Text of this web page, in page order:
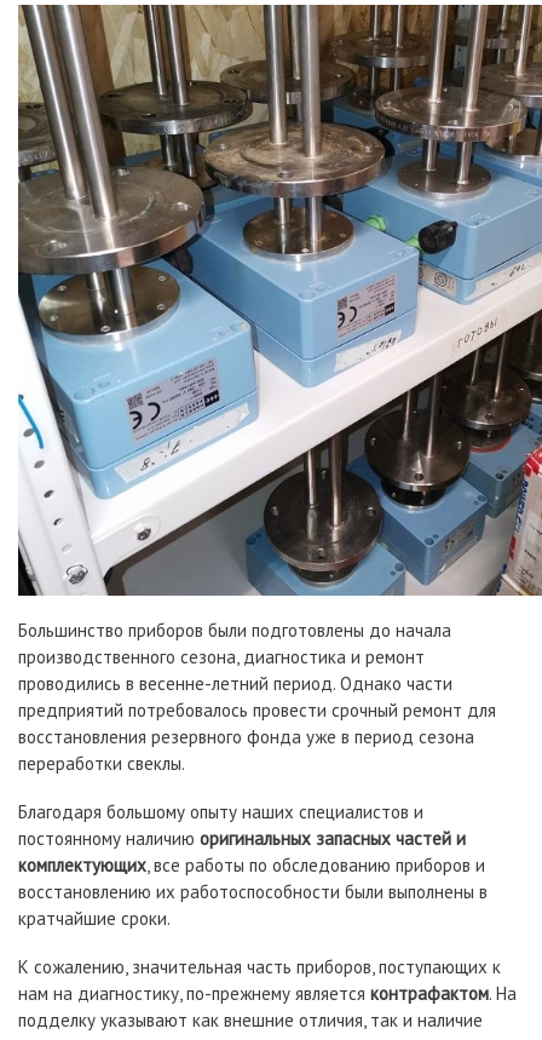
Большинство приборов были подготовлены до начала
производственного сезона, диагностика и ремонт
проводились в весенне-летний период. Однако части
предприятий потребовалось провести срочный ремонт для
восстановления резервного фонда уже в период сезона
переработки свеклы.
Благодаря большому опыту наших специалистов и
постоянному наличию оригинальных запасных частей и
комплектующих, все работы по обследованию приборов и
восстановлению их работоспособности были выполнены в
кратчайшие сроки.
К сожалению, значительная часть приборов, поступающих к
нам на диагностику, по-прежнему является контрафактом. На
подделку указывают как внешние отличия, так и наличие